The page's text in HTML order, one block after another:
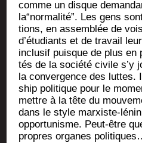
comme un disque
la“normalité”. Les gens
tions, en assem­blée de
d’étudiants et de tra­vail
inclu­sif puisque de plus
tés de la socié­té civile s’y
la conver­gence des luttes.
ship poli­tique pour le
mettre à la tête du
dans le style mar­xiste-
oppor­tu­nisme. Peut-être
propres organes